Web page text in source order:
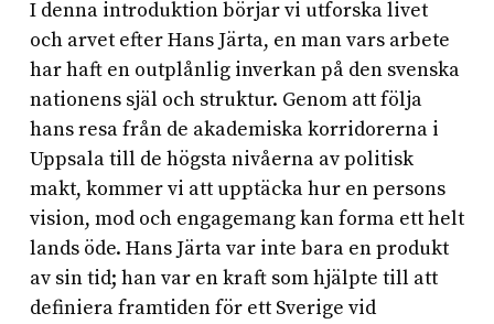
I denna introduktion börjar vi utforska livet
och arvet efter Hans Järta, en man vars arbete
har haft en outplånlig inverkan på den svenska
nationens själ och struktur. Genom att följa
hans resa från de akademiska korridorerna i
Uppsala till de högsta nivåerna av politisk
makt, kommer vi att upptäcka hur en persons
vision, mod och engagemang kan forma ett helt
lands öde. Hans Järta var inte bara en produkt
av sin tid; han var en kraft som hjälpte till att
definiera framtiden för ett Sverige vid